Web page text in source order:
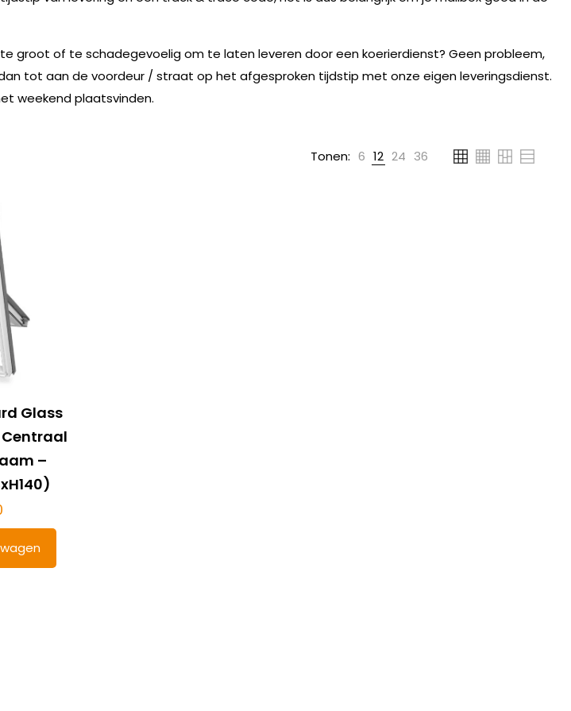
groot of te schadegevoelig om te laten leveren door een koerierdienst? Geen probleem,
tot aan de voordeur / straat op het afgesproken tijdstip met onze eigen leveringsdienst.
weekend plaatsvinden.
Tonen: 6 12 24 36
Glass
Centraal
–